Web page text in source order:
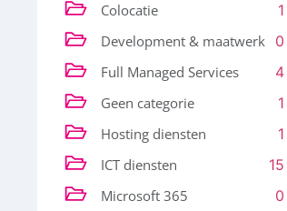
Colocatie
1
Development & maatwerk 0
Full Managed Services
4
Geen categorie
1
Hosting diensten
1
ICT diensten
15
Microsoft 365
0